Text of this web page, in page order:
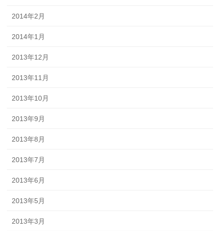
2014年2月
2014年1月
2013年12月
2013年11月
2013年10月
2013年9月
2013年8月
2013年7月
2013年6月
2013年5月
2013年3月